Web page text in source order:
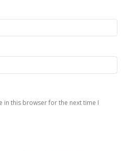
in this browser for the next time I